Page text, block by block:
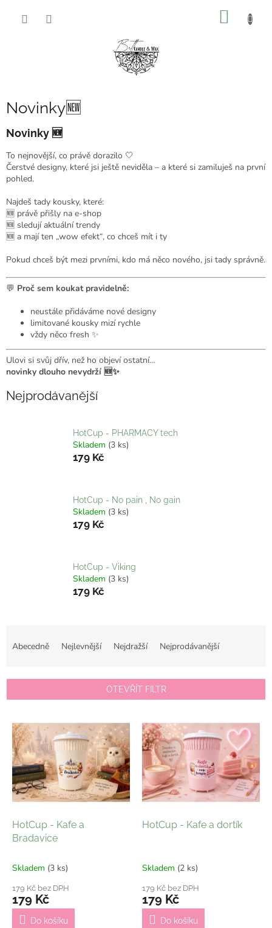
Novinky🆕
Novinky 🆕
To nejnovější, co právě dorazilo 🤍
Čerstvé designy, které jsi ještě neviděla – a které si zamiluješ na první
pohled.
Najdeš tady kousky, které:
🆕 právě přišly na e-shop
🆕 sledují aktuální trendy
🆕 a mají ten „wow efekt“, co chceš mít i ty
Pokud chceš být mezi prvními, kdo má něco nového, jsi tady správně.
💬 Proč sem koukat pravidelně:
neustále přidáváme nové designy
limitované kousky mizí rychle
vždy něco fresh ✨
Ulovi si svůj dřív, než ho objeví ostatní…
novinky dlouho nevydrží 🆕✨
Nejprodávanější
HotCup - PHARMACY tech
Skladem (3 ks)
179 Kč
HotCup - No pain , No gain
Skladem (3 ks)
179 Kč
HotCup - Viking
Skladem (3 ks)
179 Kč
í
o
d
u
ů
Abecedně Nejlevnější Nejdražší Nejprodávanější
OTEVŘÍT FILTR
p
p
HotCup - Kafe a
Bradavice
Skladem (3 ks)
179 Kč bez DPH
179 Kč
Do košíku
HotCup - Kafe a dortík
Skladem (2 ks)
179 Kč bez DPH
179 Kč
Do košíku